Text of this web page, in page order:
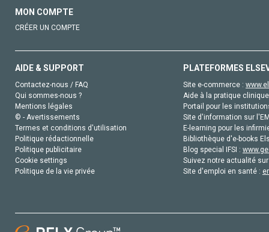
MON COMPTE
CRÉER UN COMPTE
AIDE & SUPPORT
Contactez-nous / FAQ
Qui sommes-nous ?
Mentions légales
© - Avertissements
Termes et conditions d'utilisation
Politique rédactionnelle
Politique publicitaire
Cookie settings
Politique de la vie privée
PLATEFORMES
Site e-commerce :
Aide à la pratique
Portail pour les
Site d'information sur
E-learning pour les
Bibliothèque d'e-books
Blog special IFSI :
Suivez notre actualité
Site d'emploi en santé :